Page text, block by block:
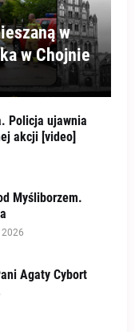
w
w Chojnie
Policja ujawnia
akcji [video]
Myśliborzem.
2026
Agaty Cybort